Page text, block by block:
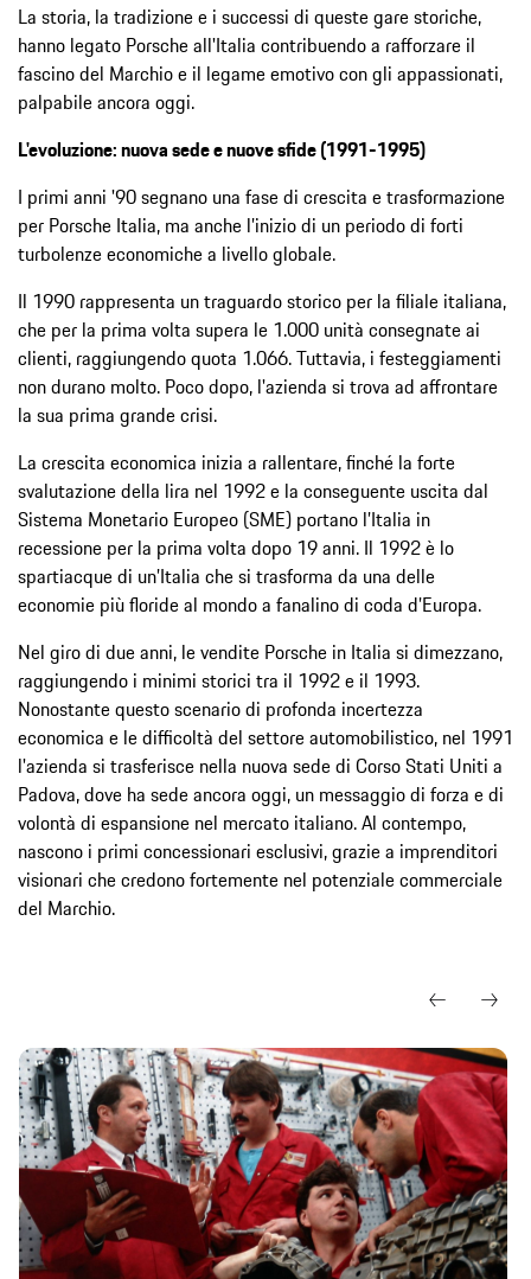
La storia, la tradizione e i successi di queste gare storiche,
hanno legato Porsche all'Italia contribuendo a rafforzare il
fascino del Marchio e il legame emotivo con gli appassionati,
palpabile ancora oggi.
L'evoluzione: nuova sede e nuove sfide (1991-1995)
I primi anni '90 segnano una fase di crescita e trasformazione
per Porsche Italia, ma anche l’inizio di un periodo di forti
turbolenze economiche a livello globale.
Il 1990 rappresenta un traguardo storico per la filiale italiana,
che per la prima volta supera le 1.000 unità consegnate ai
clienti, raggiungendo quota 1.066. Tuttavia, i festeggiamenti
non durano molto. Poco dopo, l'azienda si trova ad affrontare
la sua prima grande crisi.
La crescita economica inizia a rallentare, finché la forte
svalutazione della lira nel 1992 e la conseguente uscita dal
Sistema Monetario Europeo (SME) portano l’Italia in
recessione per la prima volta dopo 19 anni. Il 1992 è lo
spartiacque di un’Italia che si trasforma da una delle
economie più floride al mondo a fanalino di coda d’Europa.
Nel giro di due anni, le vendite Porsche in Italia si dimezzano,
raggiungendo i minimi storici tra il 1992 e il 1993.
Nonostante questo scenario di profonda incertezza
economica e le difficoltà del settore automobilistico, nel 1991
l'azienda si trasferisce nella nuova sede di Corso Stati Uniti a
Padova, dove ha sede ancora oggi, un messaggio di forza e di
volontà di espansione nel mercato italiano. Al contempo,
nascono i primi concessionari esclusivi, grazie a imprenditori
visionari che credono fortemente nel potenziale commerciale
del Marchio.